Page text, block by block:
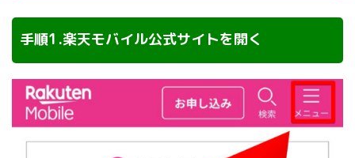
手順1.楽天モバイル公式サイトを開く